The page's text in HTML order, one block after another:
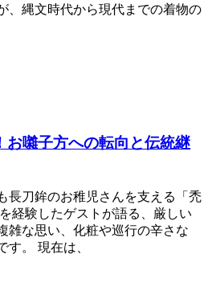
、縄文時代から現代までの着物の
お囃子方への転向と伝統継
長刀鉾のお稚児さんを支える「禿
経験したゲストが語る、厳しい
雑な思い、化粧や巡行の辛さな
す。 現在は、